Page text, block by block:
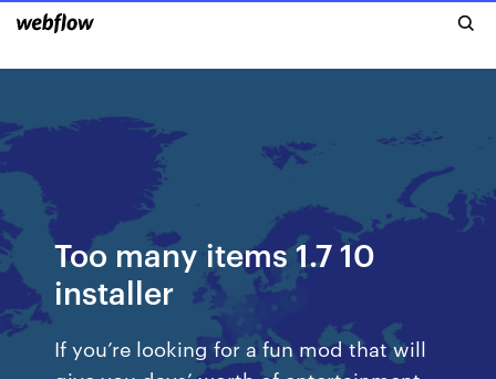
Too many items 1.7 10
installer
If you’re looking for a fun mod that will